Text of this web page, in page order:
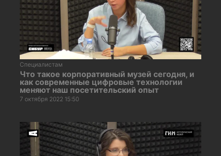
Специалистам
Что такое корпоративный музей сегодня, и
как современные цифровые технологии
меняют наш посетительский опыт
7 октября 2022 15:50